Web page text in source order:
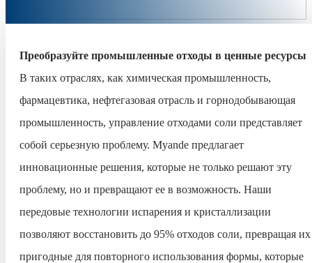
Преобразуйте промышленные отходы в ценные ресурсы
В таких отраслях, как химическая промышленность,
фармацевтика, нефтегазовая отрасль и горнодобывающая
промышленность, управление отходами соли представляет
собой серьезную проблему. Myande предлагает
инновационные решения, которые не только решают эту
проблему, но и превращают ее в возможность. Наши
передовые технологии испарения и кристаллизации
позволяют восстановить до 95% отходов соли, превращая
пригодные для повторного использования формы, которые